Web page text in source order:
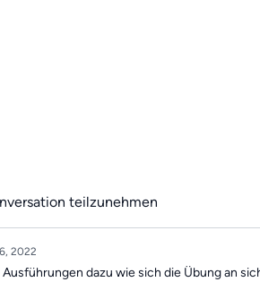
teilzunehmen
2022
dazu wie sich die Übung an